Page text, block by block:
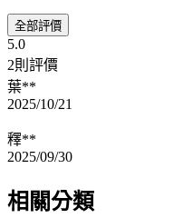
全部評價
5.0
2則評價
葉**
2025/10/21
釋**
2025/09/30
相關分類